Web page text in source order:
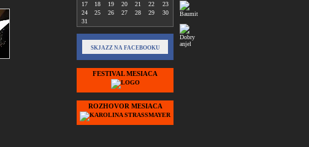
17
18 19 20 21 22
23
24
25 26 27 28 29
30
31
SKJAZZ NA FACEBOOKU
FESTIVAL MESIACA
ROZHOVOR MESIACA